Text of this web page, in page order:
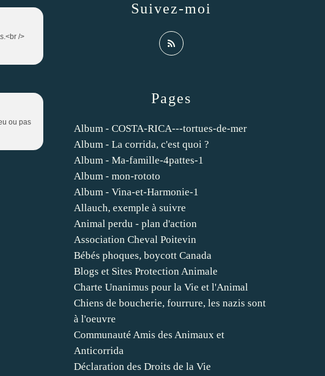
/>
ou pas
Pages
Album - COSTA-RICA---tortues-de-mer
Album - La corrida, c'est quoi ?
Album - Ma-famille-4pattes-1
Album - mon-rototo
Album - Vina-et-Harmonie-1
Allauch, exemple à suivre
Animal perdu - plan d'action
Association Cheval Poitevin
Bébés phoques, boycott Canada
Blogs et Sites Protection Animale
Charte Unanimus pour la Vie et l'Animal
Chiens de boucherie, fourrure, les nazis sont
à l'oeuvre
Communauté Amis des Animaux et
Anticorrida
Déclaration des Droits de la Vie
Suivez-moi